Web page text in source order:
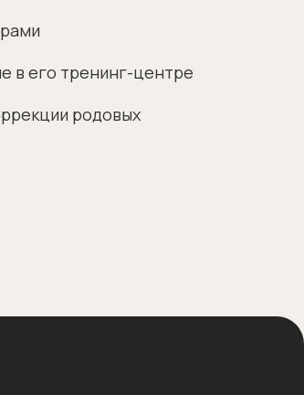
в его тренинг-центре
родовых